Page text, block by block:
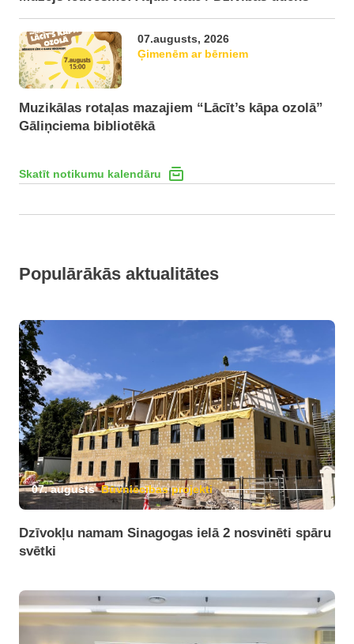
07.augusts, 2026
Ģimenēm ar bērniem
Muzikālas rotaļas mazajiem “Lācīt’s kāpa ozolā”
Gāliņciema bibliotēkā
Skatīt notikumu kalendāru
Populārākās aktualitātes
07. augusts Būvniecības projekti
Dzīvokļu namam Sinagogas ielā 2 nosvinēti spāru
svētki